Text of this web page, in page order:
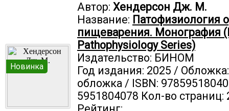
Новинка
Автор: Хендерсон Дж. М.
Название: Патофизиология
пищеварения. Монография
Pathophysiology Series)
Издательство: БИНОМ
Год издания: 2025 /
обложка / ISBN:
5951804078 Кол-во страниц: